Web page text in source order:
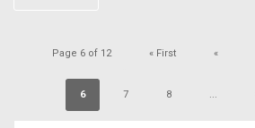
Page 6 of 12 « First «
6 7 8 ...